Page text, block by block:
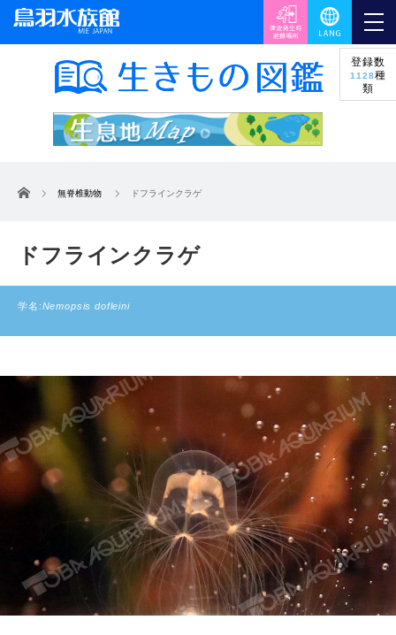
登録数
1128種
類
ホーム 無脊椎動物 ドフラインクラゲ
ドフラインクラゲ
学名:Nemopsis dofleini